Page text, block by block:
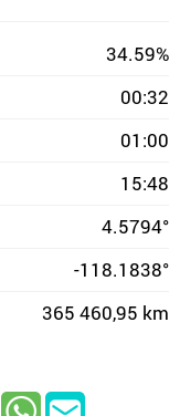
34.59%
00:32
01:00
15:48
4.5794°
-118.1838°
365 460,95 km